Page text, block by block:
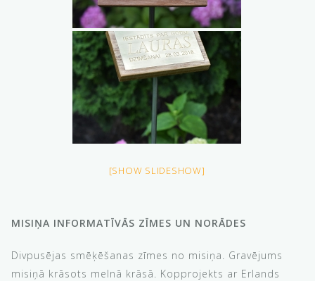
[SHOW SLIDESHOW]
MISIŅA INFORMATĪVĀS ZĪMES UN NORĀDES
Divpusējas smēķēšanas zīmes no misiņa. Gravējums
misiņā krāsots melnā krāsā. Kopprojekts ar Erlands